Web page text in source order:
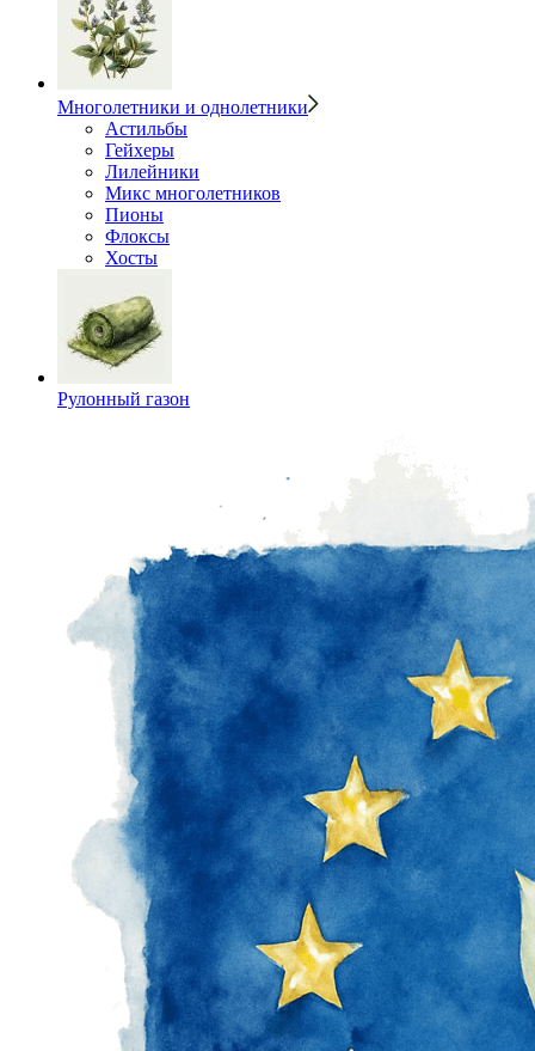
Многолетники и однолетники
Астильбы
Гейхеры
Лилейники
Микс многолетников
Пионы
Флоксы
Хосты
Рулонный газон